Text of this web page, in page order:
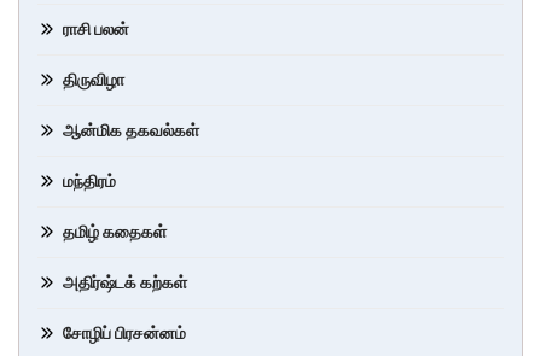
ராசி பலன்
திருவிழா
ஆன்மிக தகவல்கள்
மந்திரம்
தமிழ் கதைகள்
அதிர்ஷ்டக் கற்கள்
சோழிப் பிரசன்னம்